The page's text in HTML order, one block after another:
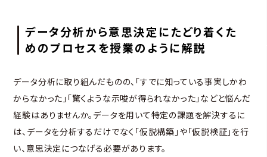
データ分析から意思決定にたどり着くた
めのプロセスを授業のように解説
データ分析に取り組んだものの、「すでに知っている事実しかわ
からなかった」「驚くような示唆が得られなかった」などと悩んだ
経験はありませんか。データを用いて特定の課題を解決するに
は、データを分析するだけでなく「仮説構築」や「仮説検証」を行
い、意思決定につなげる必要があります。